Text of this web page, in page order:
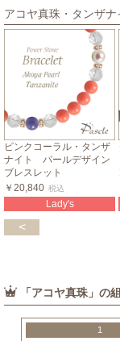
アコヤ真珠・タンザ
ピンクコーラル・タンザ
ナイト パールデザイン
ブレスレット
￥20,840 税込
Lady's
<
「アコヤ真珠」の
1